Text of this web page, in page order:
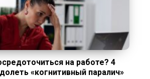
на работе? 4
«когнитивный паралич»